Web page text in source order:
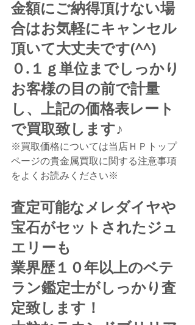
金額にご納得頂けない場
合はお気軽にキャンセル
頂いて大丈夫です(^^)
０.１ｇ単位までしっかり
お客様の目の前で計量
し、上記の価格表レート
で買取致します♪
※買取価格については当店ＨＰトップ
ページの貴金属買取に関する注意事項
をよくお読みください※
査定可能なメレダイヤや
宝石がセットされたジュ
エリーも
業界歴１０年以上のベテ
ラン鑑定士がしっかり査
定致します！